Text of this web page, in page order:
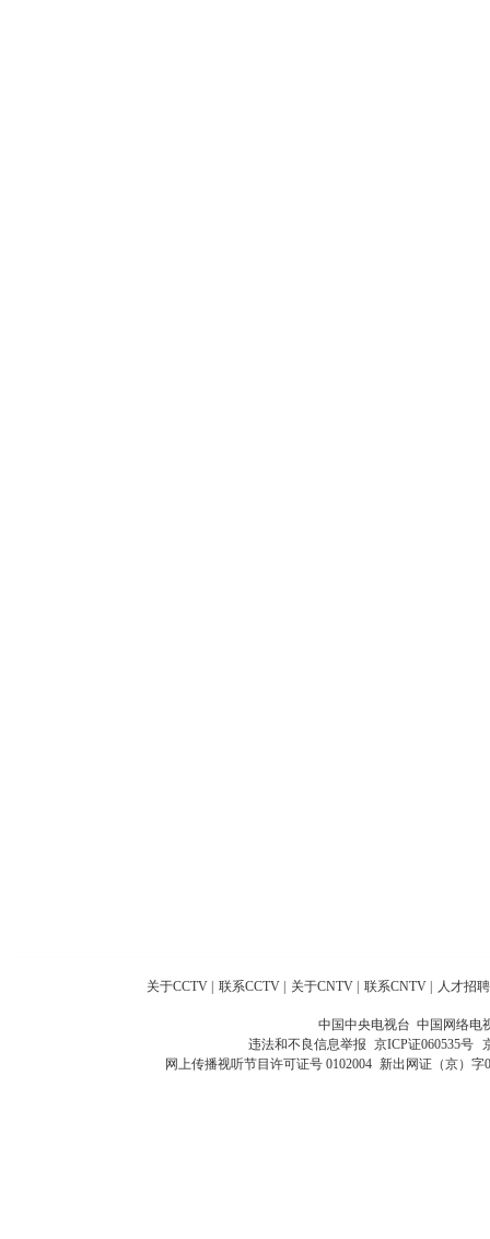
关于CCTV 联系CCTV 关于CNTV 联系CNTV 人才招聘
中国中央电视台 中国网络电
违法和不良信息举报 京ICP证060535号
网上传播视听节目许可证号 0102004 新出网证（京）